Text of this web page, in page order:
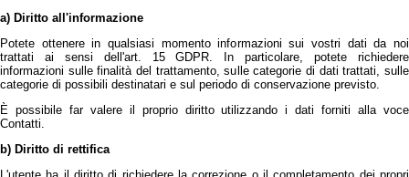
a) Diritto all'informazione
Potete ottenere in qualsiasi momento informazioni sui vostri dati da noi
trattati ai sensi dell'art. 15 GDPR. In particolare, potete richiedere
informazioni sulle finalità del trattamento, sulle categorie di dati trattati, sulle
categorie di possibili destinatari e sul periodo di conservazione previsto.
È possibile far valere il proprio diritto utilizzando i dati forniti alla voce
Contatti.
b) Diritto di rettifica